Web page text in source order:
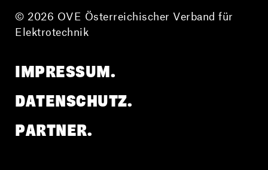
© 2026 OVE Österreichischer Verband für
Elektrotechnik
IMPRESSUM.
DATENSCHUTZ.
PARTNER.